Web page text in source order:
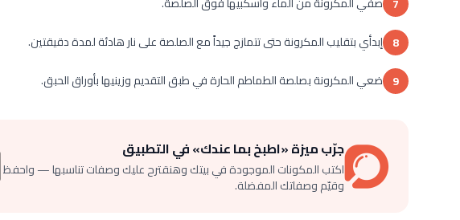
8 إبدأي بتقليب المكرونة حتى تتمازج جيداً مع الصلصة على نار هادئة لمدة دقيقتين.
9 ضعي المكرونة بصلصة الطماطم الحارة في طبق التقديم وزينيها بأوراق الحبق.
جرّب ميزة «اطبخ بما عندك» في التطبيق
اكتب المكونات الموجودة في بيتك وهنقترح عليك وصفات تناسبها — واحفظ
وقيّم وصفاتك المفضلة.